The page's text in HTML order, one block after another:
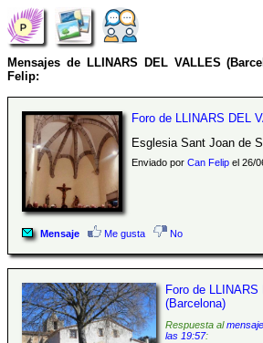
Mensajes de LLINARS DEL VALLES
Felip:
Foro de LLINARS DEL
Esglesia Sant Joan de
Enviado por Can Felip el 26/
Mensaje Me gusta No
Foro de LLINARS
(Barcelona)
Respuesta al
las 19:57: